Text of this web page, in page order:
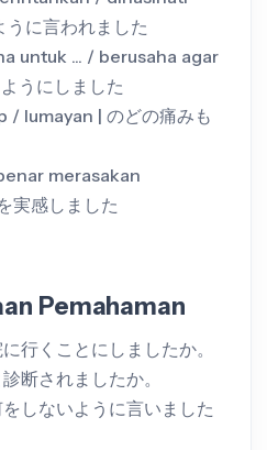
うに言われました
untuk ... / berusaha agar
うにしました
/ lumayan | のどの痛みも
merasakan
実感しました
Pemahaman
行くことにしましたか。
断されましたか。
しないように言いました